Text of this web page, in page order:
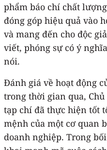
phẩm báo chí chất
đóng góp hiệu quả vào
và mang đến cho độc
viết, phóng sự có ý
nói.
Đánh giá về hoạt động
trong thời gian qua, Chủ
tạp chí đã thực hiện tốt
mệnh của một cơ quan
doanh nghiệp. Trong